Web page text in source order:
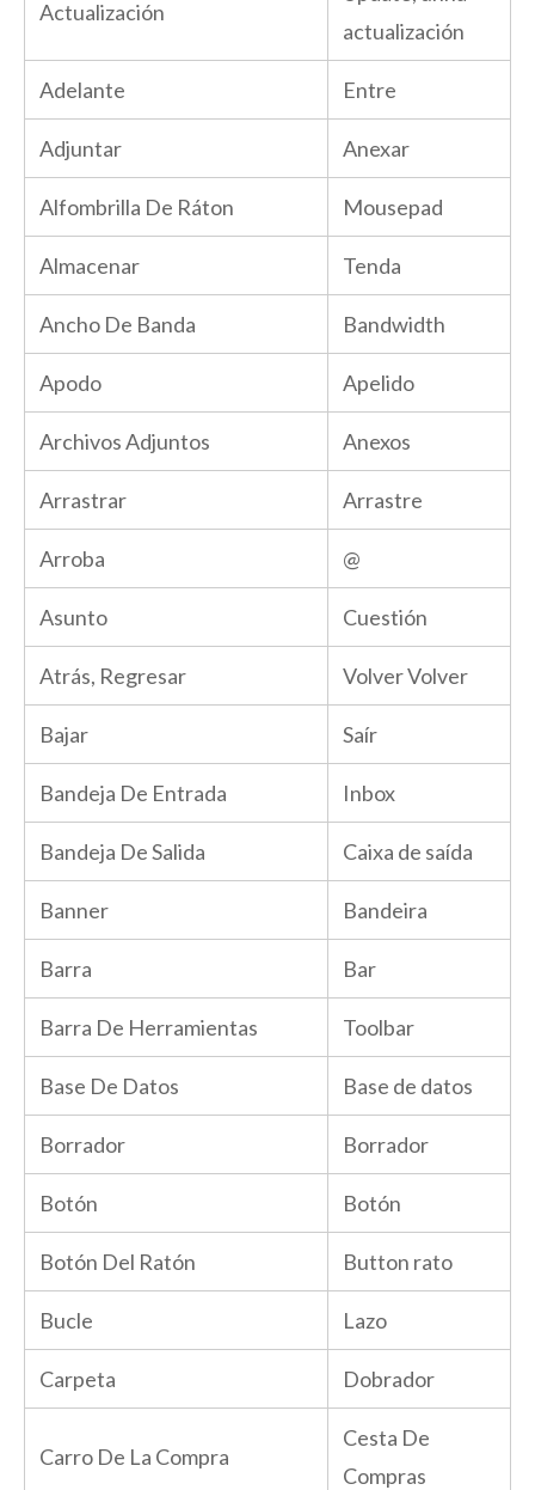
Actualización
actualización
Adelante Entre
Adjuntar Anexar
Alfombrilla De Ráton Mousepad
Almacenar Tenda
Ancho De Banda Bandwidth
Apodo Apelido
Archivos Adjuntos Anexos
Arrastrar Arrastre
Arroba @
Asunto Cuestión
Atrás, Regresar Volver Volver
Bajar Saír
Bandeja De Entrada Inbox
Bandeja De Salida Caixa de saída
Banner Bandeira
Barra Bar
Barra De Herramientas Toolbar
Base De Datos Base de datos
Borrador Borrador
Botón Botón
Botón Del Ratón Button rato
Bucle Lazo
Carpeta Dobrador
Carro De La Compra
Cesta De
Compras